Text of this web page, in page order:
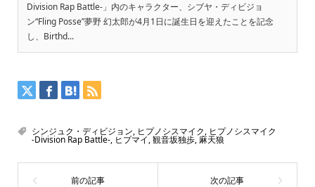
Division Rap Battle-」内のキャラクター、シブヤ・ディビジョ
ン“Fling Posse”夢野 幻太郎が4月1日に誕生日を迎えたことを記念
し、Birthd...
シンジュク・ディビジョン, ヒプノシスマイク, ヒプノシスマイク
-Division Rap Battle-, ヒプマイ,観音坂独歩,麻天狼